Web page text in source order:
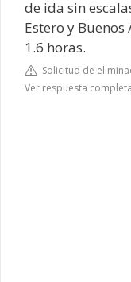
de ida sin
Estero y
1.6 horas.
Solicitud de
Ver respuesta